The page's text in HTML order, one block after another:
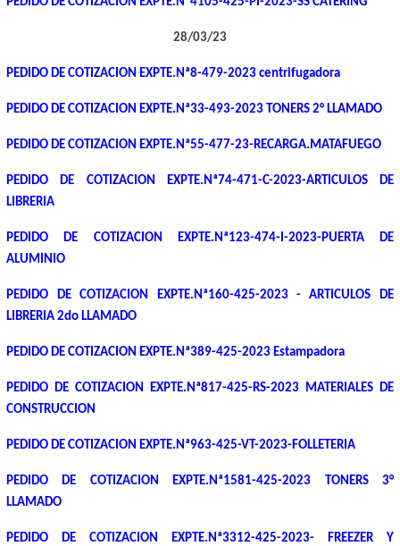
28/03/23
PEDIDO DE COTIZACION EXPTE.Nª8-479-2023 centrifugadora
PEDIDO DE COTIZACION EXPTE.Nª33-493-2023 TONERS 2° LLAMADO
PEDIDO DE COTIZACION EXPTE.Nª55-477-23-RECARGA.MATAFUEGO
PEDIDO DE COTIZACION EXPTE.Nª74-471-C-2023-ARTICULOS DE
LIBRERIA
PEDIDO DE COTIZACION EXPTE.Nª123-474-I-2023-PUERTA DE
ALUMINIO
PEDIDO DE COTIZACION EXPTE.Nª160-425-2023 - ARTICULOS DE
LIBRERIA 2do LLAMADO
PEDIDO DE COTIZACION EXPTE.Nª389-425-2023 Estampadora
PEDIDO DE COTIZACION EXPTE.Nª817-425-RS-2023 MATERIALES DE
CONSTRUCCION
PEDIDO DE COTIZACION EXPTE.Nª963-425-VT-2023-FOLLETERIA
PEDIDO DE COTIZACION EXPTE.Nª1581-425-2023 TONERS 3°
LLAMADO
PEDIDO DE COTIZACION EXPTE.Nª3312-425-2023- FREEZER Y